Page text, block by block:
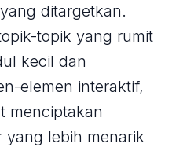
ditargetkan.
topik yang rumit
kecil dan
elemen interaktif,
menciptakan
yang lebih menarik